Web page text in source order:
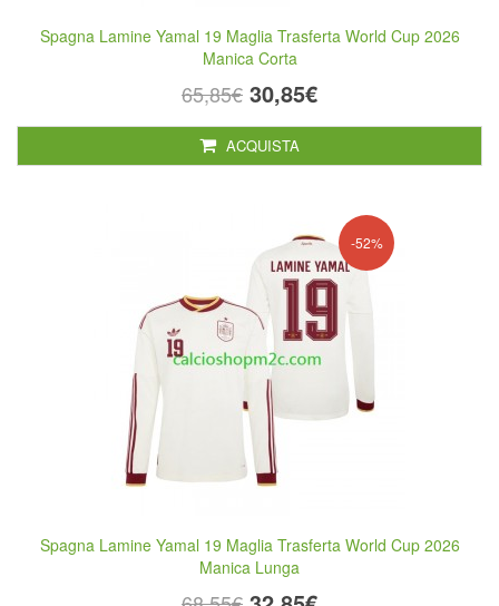
Spagna Lamine Yamal 19 Maglia Trasferta World Cup 2026
Manica Corta
65,85€ 30,85€
ACQUISTA
-52%
Spagna Lamine Yamal 19 Maglia Trasferta World Cup 2026
Manica Lunga